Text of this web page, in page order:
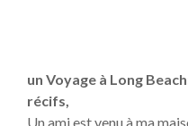
un Voyage à Long
récifs,
Un ami est venu à ma